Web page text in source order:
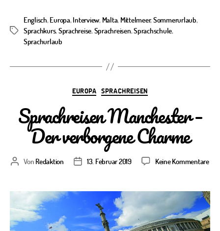
Schlagwörter
Englisch, Europa, Interview, Malta, Mittelmeer,Sommerurlaub,
Sprachkurs, Sprachreise, Sprachreisen,Sprachschule,
Sprachurlaub
Kategorien
EUROPA SPRACHREISEN
Sprachreisen Manchester –
Der verborgene Charme
Beitragsautor
Von Redaktion Veröffentlichungsdatum
13. Februar 2019 Keine Kommentarezu
–
Der